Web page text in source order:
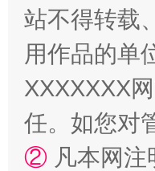
国家大学科技园
站不得转载
用作品的单
XXXXXXX
任。如您对
② 凡本网